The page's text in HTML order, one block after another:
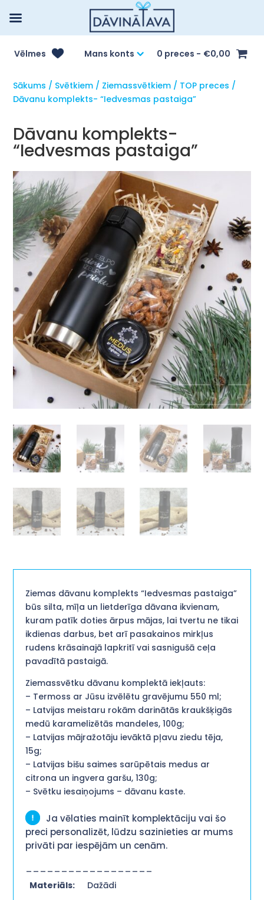
Vēlmes Mans konts 0 preces €0,00
Sākums / Svētkiem / Ziemassvētkiem / TOP preces /
Dāvanu komplekts- “Iedvesmas pastaiga”
Dāvanu komplekts-
“Iedvesmas pastaiga”
Ziemas dāvanu komplekts “Iedvesmas pastaiga”
būs silta, mīļa un lietderīga dāvana ikvienam,
kuram patīk doties ārpus mājas, lai tvertu ne tikai
ikdienas darbus, bet arī pasakainos mirkļus
rudens krāsainajā lapkritī vai sasnigušā ceļa
pavadītā pastaigā.
Ziemassvētku dāvanu komplektā iekļauts:
– Termoss ar Jūsu izvēlētu gravējumu 550 ml;
– Latvijas meistaru rokām darinātās kraukšķigās
medū karamelizētās mandeles, 100g;
– Latvijas mājražotāju ievāktā pļavu ziedu tēja,
15g;
– Latvijas bišu saimes sarūpētais medus ar
citrona un ingvera garšu, 130g;
– Svētku iesaiņojums – dāvanu kaste.
Ja vēlaties mainīt komplektāciju vai šo
preci personalizēt, lūdzu sazinieties ar mums
privāti par iespējām un cenām.
Materiāls:
Dažādi